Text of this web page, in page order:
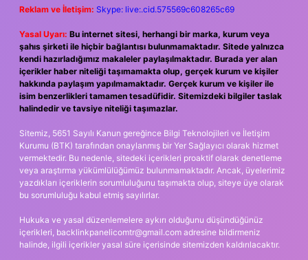
Reklam ve İletişim: Skype: live:.cid.575569c608265c69
Yasal Uyarı: Bu internet sitesi, herhangi bir marka, kurum veya
şahıs şirketi ile hiçbir bağlantısı bulunmamaktadır. Sitede yalnızca
kendi hazırladığımız makaleler paylaşılmaktadır. Burada yer alan
içerikler haber niteliği taşımamakta olup, gerçek kurum ve kişiler
hakkında paylaşım yapılmamaktadır. Gerçek kurum ve kişiler ile
isim benzerlikleri tamamen tesadüfidir. Sitemizdeki bilgiler taslak
halindedir ve tavsiye niteliği taşımazlar.
Sitemiz, 5651 Sayılı Kanun gereğince Bilgi Teknolojileri ve İletişim
Kurumu (BTK) tarafından onaylanmış bir Yer Sağlayıcı olarak hizmet
vermektedir. Bu nedenle, sitedeki içerikleri proaktif olarak denetleme
veya araştırma yükümlülüğümüz bulunmamaktadır. Ancak, üyelerimiz
yazdıkları içeriklerin sorumluluğunu taşımakta olup, siteye üye olarak
bu sorumluluğu kabul etmiş sayılırlar.
Hukuka ve yasal düzenlemelere aykırı olduğunu düşündüğünüz
içerikleri, backlinkpanelicomtr@gmail.com adresine bildirmeniz
halinde, ilgili içerikler yasal süre içerisinde sitemizden kaldırılacaktır.